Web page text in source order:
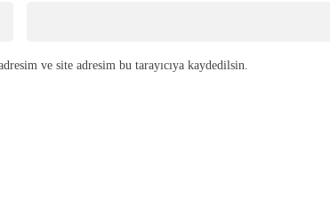
ve site adresim bu tarayıcıya kaydedilsin.